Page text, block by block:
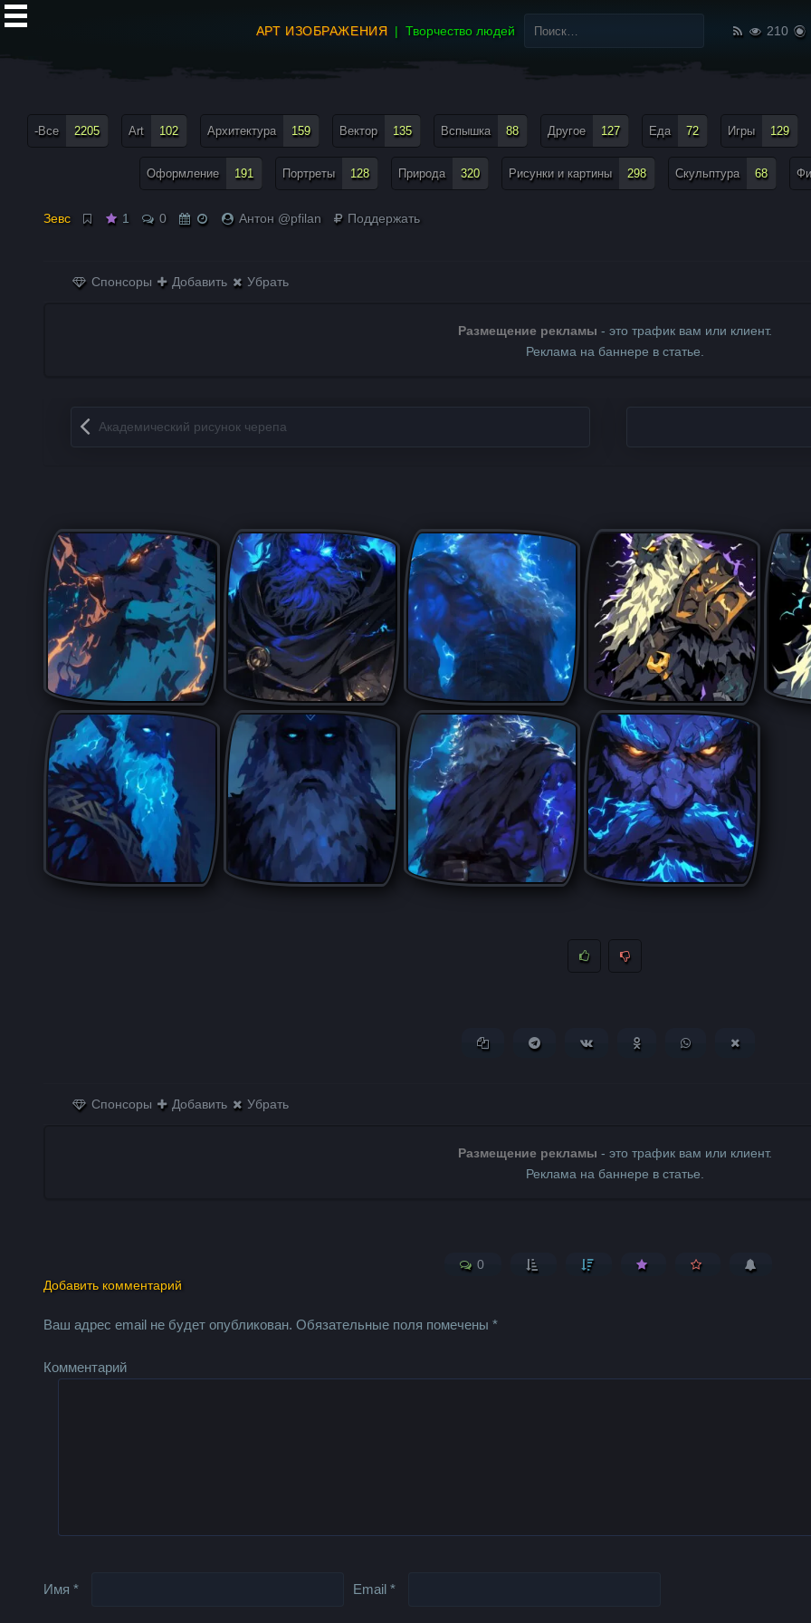
АРТ ИЗОБРАЖЕНИЯ Творчество людей
Найти:
210
-Все 2205 Art 102 Архитектура 159 Вектор 135 Вспышка 88 Другое 127 Еда 72 Игры 129
Оформление 191 Портреты 128 Природа 320 Рисунки и картины 298 Скульптура 68
Зевс 1 0 Антон @pfilan Поддержать
Спонсоры Добавить Убрать
Размещение рекламы - это трафик вам или клиент.
Реклама на баннере в статье.
Запись навигация
Академический рисунок черепа
Копировать ссылкуПоделиться в Telegram
Поделиться ВКонтакте
Поделиться вПоделиться в
Спонсоры Добавить Убрать
Размещение рекламы - это трафик вам или клиент.
Реклама на баннере в статье.
0
Добавить комментарий
Ваш адрес email не будет опубликован. Обязательные поля помечены*
Комментарий
Имя* Email*